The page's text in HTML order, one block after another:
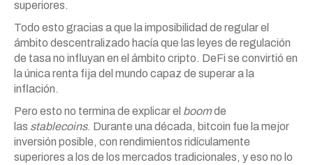
superiores.
Todo esto gracias a que la imposibilidad de regular el
ámbito descentralizado hacía que las leyes de regulación
de tasa no influyan en el ámbito cripto. DeFi se convirtió en
la única renta fija del mundo capaz de superar a la
inflación.
Pero esto no termina de explicar el boomde
las stablecoins. Durante una década, bitcoin fue la mejor
inversión posible, con rendimientos ridículamente
superiores a los de los mercados tradicionales, y eso no lo